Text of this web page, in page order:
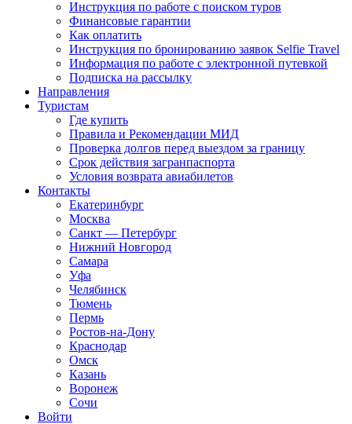
Инструкция по работе с поиском туров
Финансовые гарантии
Как оплатить
Инструкция по бронированию заявок Selfie Travel
Информация по работе с электронной путевкой
Подписка на рассылку
Направления
Туристам
Где купить
Правила и Рекомендации МИД
Проверка долгов перед выездом за границу
Срок действия загранпаспорта
Условия возврата авиабилетов
Контакты
Екатеринбург
Москва
Санкт — Петербург
Нижний Новгород
Самара
Уфа
Челябинск
Тюмень
Пермь
Ростов-на-Дону
Краснодар
Омск
Казань
Воронеж
Сочи
Войти